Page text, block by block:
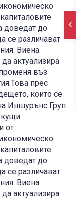
доведат до
се различават
Виена
актуализира
въз
прес
които се
Иншурънс Груп
от
доведат до
се различават
Виена
актуализира